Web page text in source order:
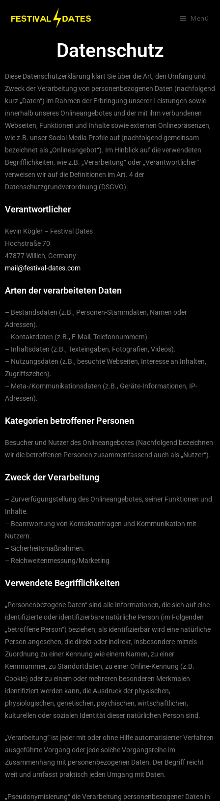
Menü
Datenschutz
Diese Datenschutzerklärung klärt Sie über die Art, den Umfang und
Zweck der Verarbeitung von personenbezogenen Daten (nachfolgend
kurz „Daten“) im Rahmen der Erbringung unserer Leistungen sowie
innerhalb unseres Onlineangebotes und der mit ihm verbundenen
Webseiten, Funktionen und Inhalte sowie externen Onlinepräsenzen,
wie z.B. unser Social Media Profile auf (nachfolgend gemeinsam
bezeichnet als „Onlineangebot“). Im Hinblick auf die verwendeten
Begrifflichkeiten, wie z.B. „Verarbeitung“ oder „Verantwortlicher“
verweisen wir auf die Definitionen im Art. 4 der
Datenschutzgrundverordnung (DSGVO).
Verantwortlicher
Kevin Kögler – Festival Dates
Hochstraße 70
47877 Willich, Germany
mail@festival-dates.com
Arten der verarbeiteten Daten
– Bestandsdaten (z.B., Personen-Stammdaten, Namen oder
Adressen).
– Kontaktdaten (z.B., E-Mail, Telefonnummern).
– Inhaltsdaten (z.B., Texteingaben, Fotografien, Videos).
– Nutzungsdaten (z.B., besuchte Webseiten, Interesse an Inhalten,
Zugriffszeiten).
– Meta-/Kommunikationsdaten (z.B., Geräte-Informationen, IP-
Adressen).
Kategorien betroffener Personen
Besucher und Nutzer des Onlineangebotes (Nachfolgend bezeichnen
wir die betroffenen Personen zusammenfassend auch als „Nutzer“).
Zweck der Verarbeitung
– Zurverfügungstellung des Onlineangebotes, seiner Funktionen und
Inhalte.
– Beantwortung von Kontaktanfragen und Kommunikation mit
Nutzern.
– Sicherheitsmaßnahmen.
– Reichweitenmessung/Marketing
Verwendete Begrifflichkeiten
„Personenbezogene Daten“ sind alle Informationen, die sich auf eine
identifizierte oder identifizierbare natürliche Person (im Folgenden
„betroffene Person“) beziehen; als identifizierbar wird eine natürliche
Person angesehen, die direkt oder indirekt, insbesondere mittels
Zuordnung zu einer Kennung wie einem Namen, zu einer
Kennnummer, zu Standortdaten, zu einer Online-Kennung (z.B.
Cookie) oder zu einem oder mehreren besonderen Merkmalen
identifiziert werden kann, die Ausdruck der physischen,
physiologischen, genetischen, psychischen, wirtschaftlichen,
kulturellen oder sozialen Identität dieser natürlichen Person sind.
„Verarbeitung“ ist jeder mit oder ohne Hilfe automatisierter Verfahren
ausgeführte Vorgang oder jede solche Vorgangsreihe im
Zusammenhang mit personenbezogenen Daten. Der Begriff reicht
weit und umfasst praktisch jeden Umgang mit Daten.
„Pseudonymisierung“ die Verarbeitung personenbezogener Daten in